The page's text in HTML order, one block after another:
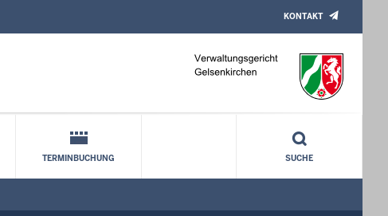
KONTAKT
TERMINBUCHUNG SUCHE